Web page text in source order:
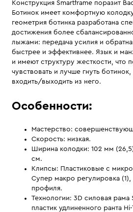
Конструкция Smartframe поразит
Ботинок имеет комфортную
геометрия ботинка разработана
достижения более
лыжами: передача усилия и
быстрее и эффективнее. Язык и
и имеют структуру жесткости, что
чувствовать и лучше гнуть ботинок,
входить/выходить из него.
Особенности:
Мастерство:
Скорость: низкая.
Ширина колодки: 102 мм
см.
Клипсы: Пластиковые с
Супер макро регулировка (1),
профиля.
Технологии: 3D силовая рама
пластик удлиненного ранта